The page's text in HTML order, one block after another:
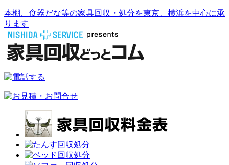
本棚、食器だな等の家具回収・処分を東京、横浜を中心に承
ります